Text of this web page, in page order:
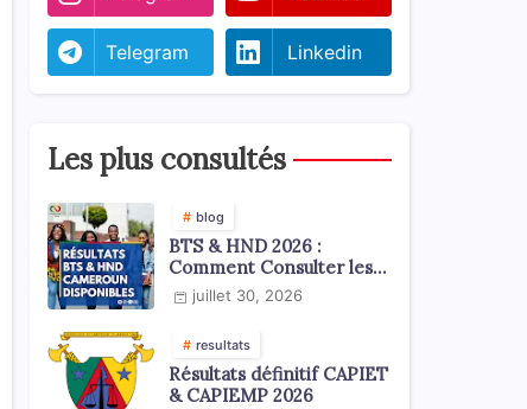
Telegram Linkedin
Les plus consultés
blog
BTS & HND 2026 :
Comment Consulter les
Résultats ?
juillet 30, 2026
resultats
Résultats définitif CAPIET
& CAPIEMP 2026